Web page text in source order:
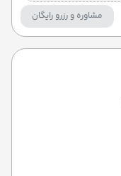
مشاوره و رزرو رایگان